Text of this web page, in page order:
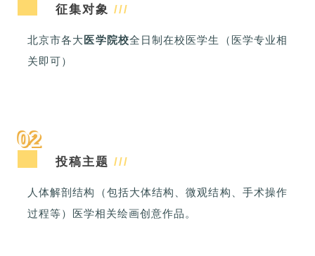
征集对象///
北京市各大 医学院校全日制在校医学生（医学专业相
关即可）
02
投稿主题///
人体解剖结构（包括大体结构、微观结构、手术操作
过程等）医学相关绘画创意作品。